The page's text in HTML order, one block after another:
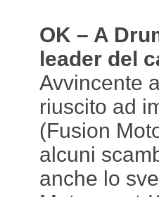
OK – A
leader del
Avvincente
riuscito ad
(Fusion
alcuni
anche lo